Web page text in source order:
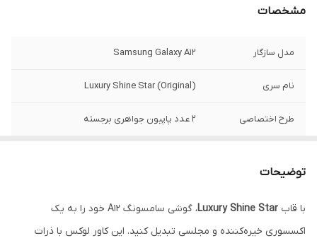
مشخصات
مدل سازگار Samsung Galaxy A12
نام سری Luxury Shine Star (Original)
طرح اختصاصی ۲ عدد پاپیون جواهری برجسته
توضیحات
با قاب Luxury Shine Star
، گوشی سامسونگ A12 خود را به یک
اکسسوری خیره‌کننده و مجلسی تبدیل کنید. این کاور لوکس با ذرات